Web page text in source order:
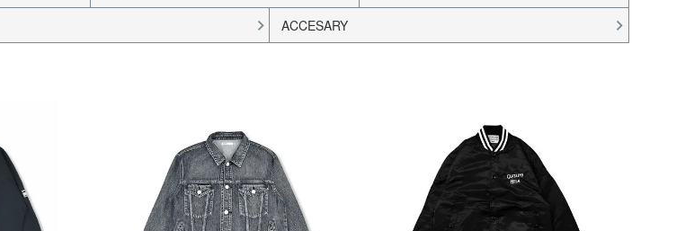
ACCESARY